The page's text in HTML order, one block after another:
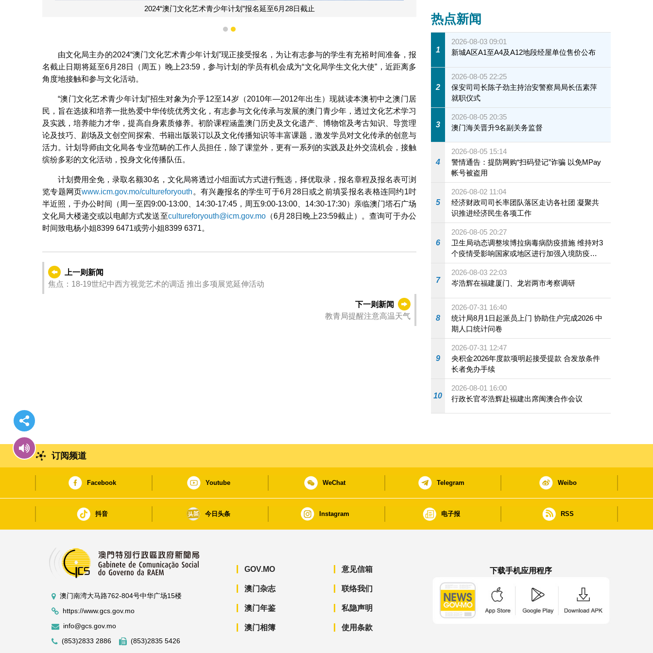
2024“澳门文化艺术青少年计划”报名延至6月28日截止
1 2
由文化局主办的2024“澳门文化艺术青少年计划”现正接受报名，为让有志参与的学生有充裕时间准备，报
名截止日期将延至6月28日（周五）晚上23:59，参与计划的学员有机会成为“文化局学生文化大使”，近距离多
角度地接触和参与文化活动。
“澳门文化艺术青少年计划”招生对象为介乎12至14岁（2010年—2012年出生）现就读本澳初中之澳门居
民，旨在选拔和培养一批热爱中华传统优秀文化，有志参与文化传承与发展的澳门青少年，透过文化艺术学习
及实践，培养能力才华，提高自身素质修养。初阶课程涵盖澳门历史及文化遗产、博物馆及考古知识、导赏理
论及技巧、剧场及文创空间探索、书籍出版装订以及文化传播知识等丰富课题，激发学员对文化传承的创意与
活力。计划导师由文化局各专业范畴的工作人员担任，除了课堂外，更有一系列的实践及赴外交流机会，接触
缤纷多彩的文化活动，投身文化传播队伍。
计划费用全免，录取名额30名，文化局将透过小组面试方式进行甄选，择优取录，报名章程及报名表可浏
览专题网页www.icm.gov.mo/cultureforyouth。有兴趣报名的学生可于6月28日或之前填妥报名表格连同约1吋
半近照，于办公时间（周一至四9:00-13:00、14:30-17:45，周五9:00-13:00、14:30-17:30）亲临澳门塔石广场
文化局大楼递交或以电邮方式发送至cultureforyouth@icm.gov.mo（6月28日晚上23:59截止）。查询可于办公
时间致电杨小姐8399 6471或劳小姐8399 6371。
上一则新闻
焦点：18-19世纪中西方视觉艺术的调适 推出多项展览延伸活动
下一则新闻
教青局提醒注意高温天气
热点新闻
1
2026-08-03 09:01
新城A区A1至A4及A12地段经屋单位售价公布
2
2026-08-05 22:25
保安司司长陈子劲主持治安警察局局长伍素萍
就职仪式
3
2026-08-05 20:35
澳门海关晋升9名副关务监督
4
2026-08-05 15:14
警情通告：提防网购“扫码登记”诈骗 以免MPay
帐号被盗用
5
2026-08-02 11:04
经济财政司司长率团队落区走访各社团 凝聚共
识推进经济民生各项工作
6
2026-08-05 20:27
卫生局动态调整埃博拉病毒病防疫措施 维持对3
个疫情受影响国家或地区进行加强入境防疫措
施
7
2026-08-03 22:03
岑浩辉在福建厦门、龙岩两市考察调研
8
2026-07-31 16:40
统计局8月1日起派员上门 协助住户完成2026 中
期人口统计问卷
9
2026-07-31 12:47
央积金2026年度款项明起接受提款 合发放条件
长者免办手续
10
2026-08-01 16:00
行政长官岑浩辉赴福建出席闽澳合作会议
订阅频道
Facebook Youtube WeChat Telegram Weibo
抖音 今日头条 Instagram 电子报 RSS
澳门南湾大马路762-804号中华广场15楼
https://www.gcs.gov.mo
info@gcs.gov.mo
(853)2833 2886
(853)2835 5426
GOV.MO
澳门杂志
澳门年鉴
澳门相簿
意见信箱
联络我们
私隐声明
使用条款
下载手机应用程序